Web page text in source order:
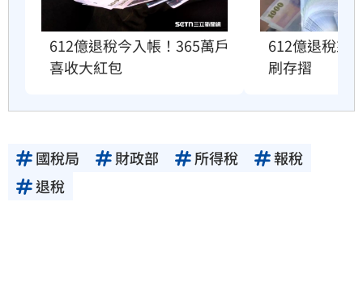
612億退稅今入帳！365萬戶
喜收大紅包
612億退稅來
刷存摺
國稅局 財政部 所得稅
報稅
退稅